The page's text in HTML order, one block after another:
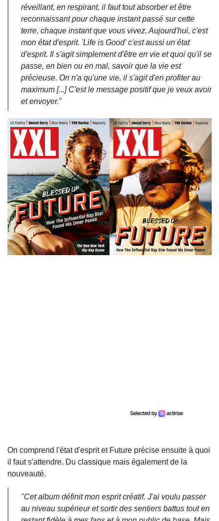
réveillant, en respirant, il faut tout absorber et être
reconnaissant pour chaque instant passé sur cette
terre, chaque instant que vous vivez. Aujourd'hui, c'est
mon état d'esprit. 'Life is Good' c'est aussi un état
d'esprit. Il s'agit simplement d'être en vie et quoi qu'il se
passe, en bien ou en mal, savoir que la vie est
précieuse. On n'a qu'une vie, il s'agit d'en profiter au
maximum [...] C'est le message positif que je veux avoir
et envoyer."
On comprend l'état d'esprit et Future précise ensuite à quoi
il faut s'attendre. Du classique mais également de la
nouveauté.
"Cet album définit mon esprit créatif. J'ai voulu passer
au niveau supérieur et sortir des sentiers battus tout en